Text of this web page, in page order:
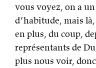
vous voyez, on a
d’habitude, mais
en plus, du coup,
représentants de
plus nous voir,